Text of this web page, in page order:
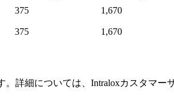
375 1,670
375 1,670
詳細については、Intraloxカスタマー